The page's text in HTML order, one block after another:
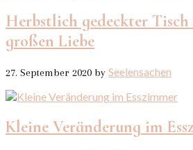
Herbstlich gedeckter
großen Liebe
27. September 2020 by Seelensachen
Kleine Veränderung im